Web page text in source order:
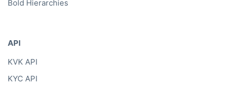
Bold Hierarchies
API
KVK API
KYC API